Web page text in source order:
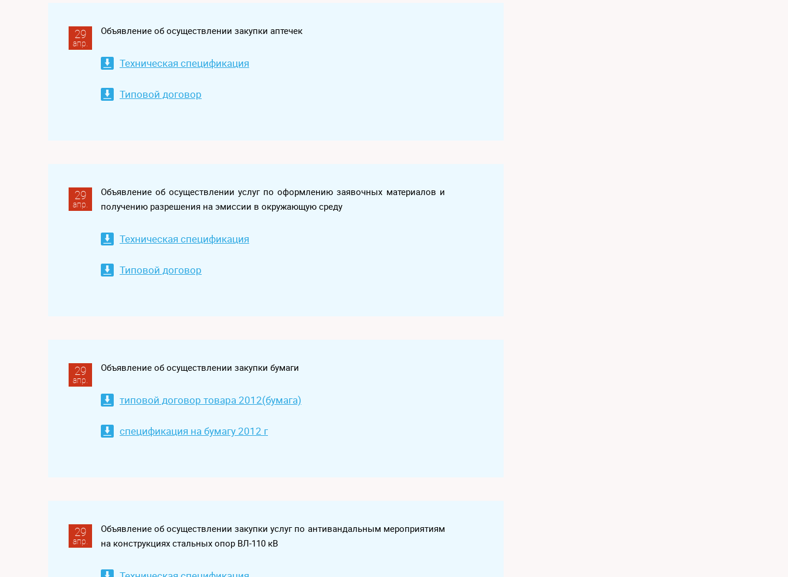
29
апр.
Объявление об осуществлении закупки аптечек
Техническая спецификация
Типовой договор
29
апр.
Объявление об осуществлении услуг по оформлению заявочных материалов и
получению разрешения на эмиссии в окружающую среду
Техническая спецификация
Типовой договор
29
апр.
Объявление об осуществлении закупки бумаги
типовой договор товара 2012(бумага)
спецификация на бумагу 2012 г
29
апр.
Объявление об осуществлении закупки услуг по антивандальным мероприятиям
на конструкциях стальных опор ВЛ-110 кВ